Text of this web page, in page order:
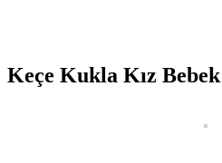
Keçe Kukla Kız Bebek